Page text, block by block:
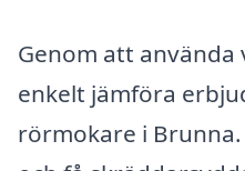
Genom att
enkelt jämföra
rörmokare i